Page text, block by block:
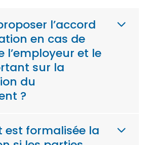
l’accord
en cas de
l’employeur et le
sur la
du
?
est formalisée la